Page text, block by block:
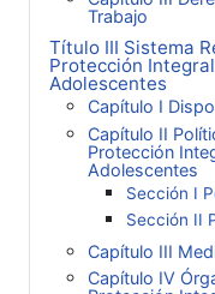
Trabajo
Título III Sistema
Protección
Adolescentes
Capítulo I
Capítulo II
Protección
Adolescentes
Sección I
Sección II
Capítulo III
Capítulo IV